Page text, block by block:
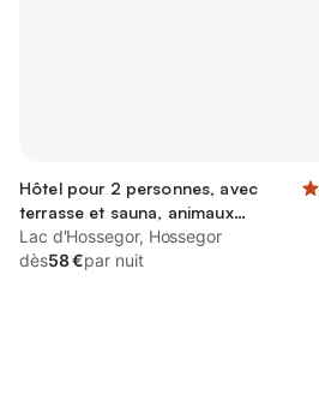
Hôtel pour 2 personnes, avec
terrasse et sauna, animaux
acceptés
Lac d'Hossegor, Hossegor
dès58 €par nuit